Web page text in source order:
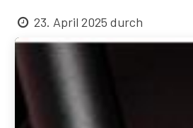
23. April 2025 durch